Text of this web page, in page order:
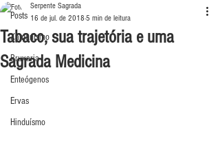
Posts
Xamanismo
Bruxaria
Enteógenos
Ervas
Hinduísmo
Tabaco, sua trajetória e uma
Sagrada Medicina
Serpente Sagrada
16 de jul. de 2018 5 min de leitura